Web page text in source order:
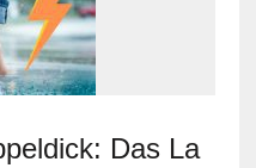
Das La